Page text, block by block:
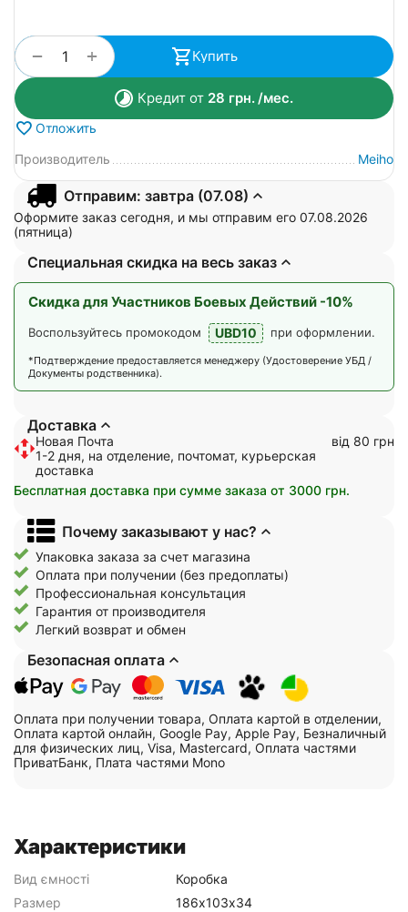
+
− Купить
Кредит от 28 грн./мес.
Отложить
Производитель
Meiho
Отправим: завтра (07.08)
Оформите заказ сегодня, и мы отправим его 07.08.2026
(пятница)
Специальная скидка на весь заказ
Скидка для Участников Боевых Действий -10%
Воспользуйтесь промокодом UBD10 при оформлении.
*Подтверждение предоставляется менеджеру (Удостоверение УБД /
Документы родственника).
Доставка
Новая Почта
1-2 дня, на отделение, почтомат, курьерская
доставка
від 80 грн
Бесплатная доставка при сумме заказа от 3000 грн.
Почему заказывают у нас?
Упаковка заказа за счет магазина
Оплата при получении (без предоплаты)
Профессиональная консультация
Гарантия от производителя
Легкий возврат и обмен
Безопасная оплата
Оплата при получении товара, Оплата картой в отделении,
Оплата картой онлайн, Google Pay, Apple Pay, Безналичный
для физических лиц, Visa, Mastercard, Оплата частями
ПриватБанк, Плата частями Mono
Характеристики
Вид ємності
Коробка
Размер
186х103х34